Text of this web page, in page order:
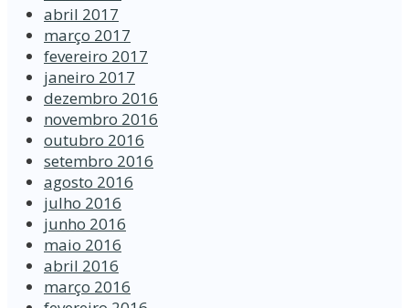
abril 2017
março 2017
fevereiro 2017
janeiro 2017
dezembro 2016
novembro 2016
outubro 2016
setembro 2016
agosto 2016
julho 2016
junho 2016
maio 2016
abril 2016
março 2016